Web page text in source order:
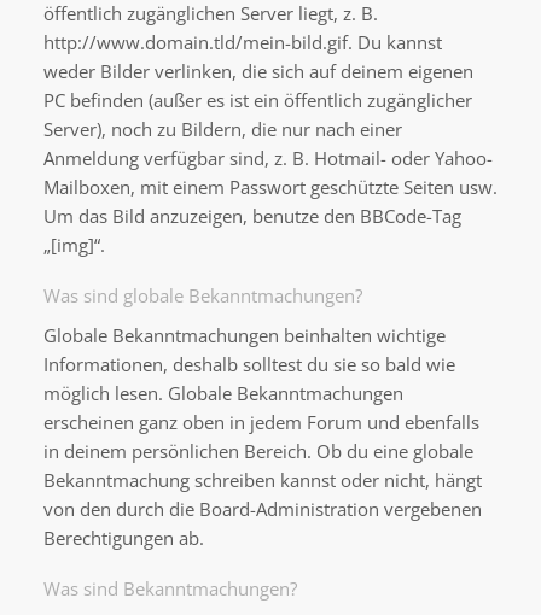
öffentlich zugänglichen Server liegt, z. B.
http://www.domain.tld/mein-bild.gif. Du kannst
weder Bilder verlinken, die sich auf deinem eigenen
PC befinden (außer es ist ein öffentlich zugänglicher
Server), noch zu Bildern, die nur nach einer
Anmeldung verfügbar sind, z. B. Hotmail- oder Yahoo-
Mailboxen, mit einem Passwort geschützte Seiten usw.
Um das Bild anzuzeigen, benutze den BBCode-Tag
„[img]“.
Was sind globale Bekanntmachungen?
Globale Bekanntmachungen beinhalten wichtige
Informationen, deshalb solltest du sie so bald wie
möglich lesen. Globale Bekanntmachungen
erscheinen ganz oben in jedem Forum und ebenfalls
in deinem persönlichen Bereich. Ob du eine globale
Bekanntmachung schreiben kannst oder nicht, hängt
von den durch die Board-Administration vergebenen
Berechtigungen ab.
Was sind Bekanntmachungen?